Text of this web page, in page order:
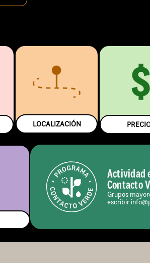
LOCALIZACIÓN
$
Actividad
Contacto
Grupos
escribir